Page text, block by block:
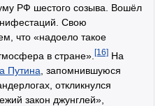
РФ шестого созыва. Вошёл
Свою
что «надоело такое
в стране». [16] На
Путина , запомнившуюся
откликнулся
закон джунглей»,